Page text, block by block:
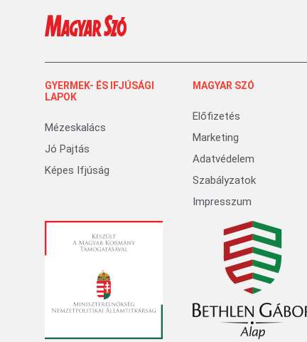
GYERMEK- ÉS IFJÚSÁGI
LAPOK
Mézeskalács
Jó Pajtás
Képes Ifjúság
MAGYAR SZÓ
Előfizetés
Marketing
Adatvédelem
Szabályzatok
Impresszum